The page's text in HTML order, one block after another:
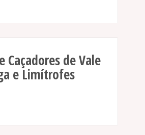
Caçadores de Vale
e Limítrofes